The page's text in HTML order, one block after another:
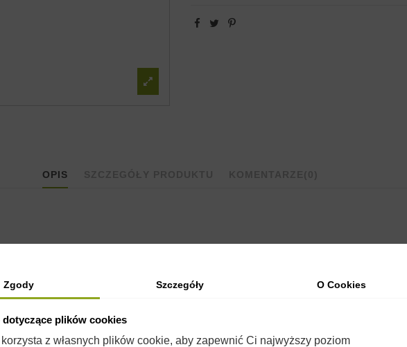
OPIS
Zgody Szczegóły O Cookies
dotyczące plików cookies
z własnych plików cookie, aby zapewnić Ci najwyższy poziom